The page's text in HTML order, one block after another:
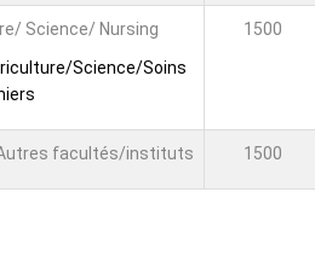
Science/ Nursing
Science/Soins
1500
facultés/instituts 1500